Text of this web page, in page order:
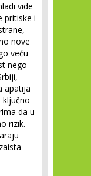
vide
pritiske i
nove
veću
nego
apatija
da u
rizik.